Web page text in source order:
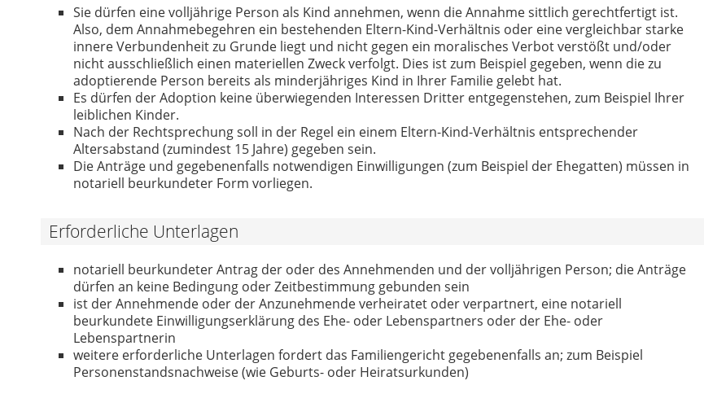
Sie dürfen eine volljährige Person als Kind annehmen, wenn die Annahme sittlich gerechtfertigt ist.
Also, dem Annahmebegehren ein bestehenden Eltern-Kind-Verhältnis oder eine vergleichbar starke
innere Verbundenheit zu Grunde liegt und nicht gegen ein moralisches Verbot verstößt und/oder
nicht ausschließlich einen materiellen Zweck verfolgt. Dies ist zum Beispiel gegeben, wenn die zu
adoptierende Person bereits als minderjähriges Kind in Ihrer Familie gelebt hat.
Es dürfen der Adoption keine überwiegenden Interessen Dritter entgegenstehen, zum Beispiel Ihrer
leiblichen Kinder.
Nach der Rechtsprechung soll in der Regel ein einem Eltern-Kind-Verhältnis entsprechender
Altersabstand (zumindest 15 Jahre) gegeben sein.
Die Anträge und gegebenenfalls notwendigen Einwilligungen (zum Beispiel der Ehegatten) müssen in
notariell beurkundeter Form vorliegen.
Erforderliche Unterlagen
notariell beurkundeter Antrag der oder des Annehmenden und der volljährigen Person; die Anträge
dürfen an keine Bedingung oder Zeitbestimmung gebunden sein
ist der Annehmende oder der Anzunehmende verheiratet oder verpartnert, eine notariell
beurkundete Einwilligungserklärung des Ehe- oder Lebenspartners oder der Ehe- oder
Lebenspartnerin
weitere erforderliche Unterlagen fordert das Familiengericht gegebenenfalls an; zum Beispiel
Personenstandsnachweise (wie Geburts- oder Heiratsurkunden)